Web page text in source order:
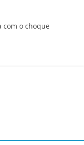
o choque